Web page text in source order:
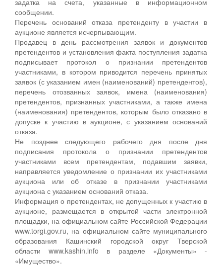
сообщении.
Перечень оснований отказа претенденту в участии в
аукционе является исчерпывающим.
Продавец в день рассмотрения заявок и документов
претендентов и установления факта поступления задатка
подписывает протокол о признании претендентов
участниками, в котором приводится перечень принятых
заявок (с указанием имен (наименований) претендентов),
перечень отозванных заявок, имена (наименования)
претендентов, признанных участниками, а также имена
(наименования) претендентов, которым было отказано в
допуске к участию в аукционе, с указанием оснований
отказа.
Не позднее следующего рабочего дня после дня
подписания протокола о признании претендентов
участниками всем претендентам, подавшим заявки,
направляется уведомление о признании их участниками
аукциона или об отказе в признании участниками
аукциона с указанием оснований отказа.
Информация о претендентах, не допущенных к участию в
аукционе, размещается в открытой части электронной
площадки, на официальном сайте Российской Федерации
www.torgi.gov.ru, на официальном сайте муниципального
образования Кашинский городской округ Тверской
области www.kashin.info в разделе «Документы» -
«Имущество».